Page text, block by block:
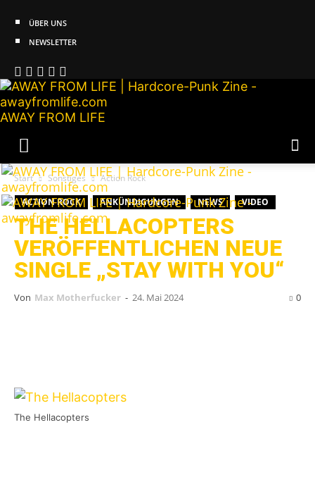
ÜBER UNS
NEWSLETTER
AWAY FROM LIFE
Start Sonstiges
Action Rock
ACTION ROCK
ANKÜNDIGUNGEN NEWS VIDEO
THE HELLACOPTERS
VERÖFFENTLICHEN NEUE
SINGLE „STAY WITH YOU“
Von Max Motherfucker - 24. Mai 2024 0
The Hellacopters